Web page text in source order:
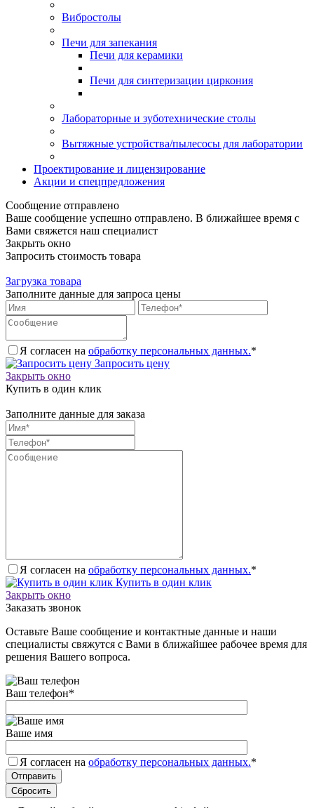
Вибростолы
Печи для запекания
Печи для керамики
Печи для синтеризации циркония
Лабораторные и зуботехнические столы
Вытяжные устройства/пылесосы для лаборатории
Проектирование и лицензирование
Акции и спецпредложения
Сообщение отправлено
Ваше сообщение успешно отправлено. В ближайшее время с
Вами свяжется наш специалист
Закрыть окно
Запросить стоимость товара
Загрузка товара
Заполните данные для запроса цены
Я согласен на обработку персональных данных.*
Запросить цену
Закрыть окно
Купить в один клик
Заполните данные для заказа
Я согласен на обработку персональных данных.*
Купить в один клик
Закрыть окно
Заказать звонок
Оставьте Ваше сообщение и контактные данные и наши
специалисты свяжутся с Вами в ближайшее рабочее время для
решения Вашего вопроса.
Ваш телефон*
Ваше имя
Я согласен на обработку персональных данных.*